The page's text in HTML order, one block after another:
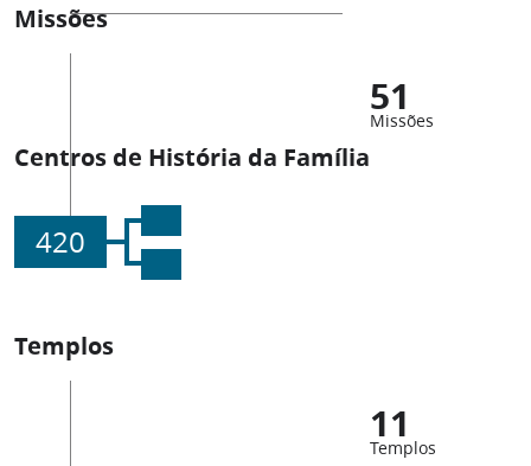
Missões
51
Missões
Centros de História da Família
420
Templos
11
Templos